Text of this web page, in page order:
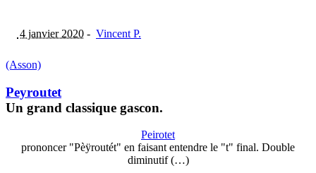
4 janvier 2020 - Vincent P.
(Asson)
Peyroutet
Un grand classique gascon.
Peirotet
prononcer "Pèÿroutét" en faisant entendre le "t" final. Double
diminutif (…)